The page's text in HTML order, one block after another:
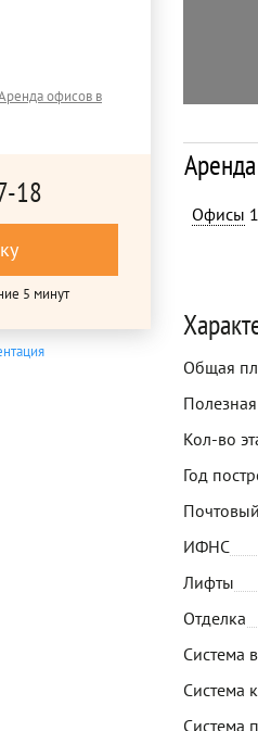
офисов в
18
5 минут
Офисы
Общая
Кол-во
Год
ИФНС
Лифты
Отделка
Система
Система
Система